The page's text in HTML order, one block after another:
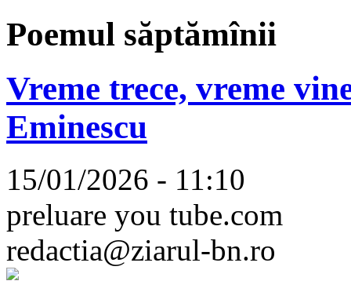
Poemul săptămînii
Vreme trece, vreme
Eminescu
15/01/2026 - 11:10
preluare you tube.com
redactia@ziarul-bn.ro